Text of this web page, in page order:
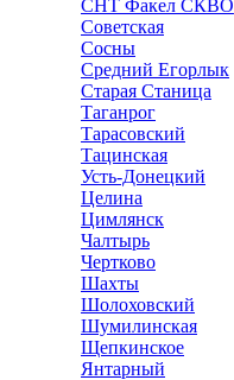
СНТ Факел СКВО
Советская
Сосны
Средний Егорлык
Старая Станица
Таганрог
Тарасовский
Тацинская
Усть-Донецкий
Целина
Цимлянск
Чалтырь
Чертково
Шахты
Шолоховский
Шумилинская
Щепкинское
Янтарный